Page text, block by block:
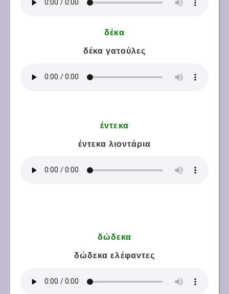
δέκα
δέκα γατούλες
έντεκα
έντεκα λιοντάρια
δώδεκα
δώδεκα ελέφαντες